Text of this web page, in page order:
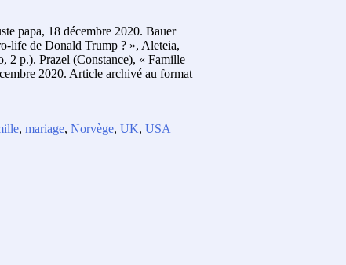
papa, 18 décembre 2020. Bauer
life de Donald Trump ? », Aleteia,
2 p.). Prazel (Constance), « Famille
2020. Article archivé au format
, mariage, Norvège, UK, USA